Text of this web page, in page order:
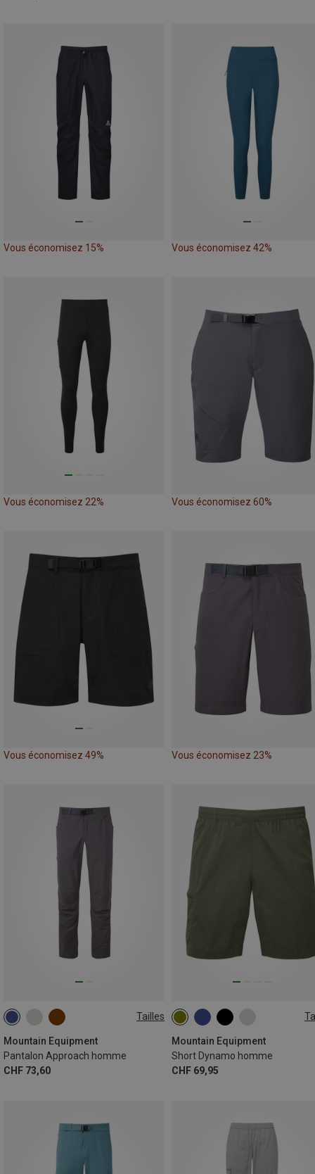
Vous économisez 15% Vous économisez 42%
Vous économisez 22% Vous économisez 60%
Vous économisez 49% Vous économisez 23%
Tailles
Mountain Equipment
Pantalon Approach homme
CHF 73,60
S M L
XXL
Mountain Equipment
Short Dynamo homme
CHF 69,95
S M L XL